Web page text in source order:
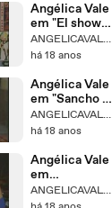
Angélica Vale
em "El show
del loco"
ANGELICAVALEBRASIL
há 18 anos
Angélica Vale
em "Sancho y
blue moon" ANGELICAVALEBRASIL
há 18 anos
Angélica Vale
em
"Polencias" ANGELICAVALEBRASIL